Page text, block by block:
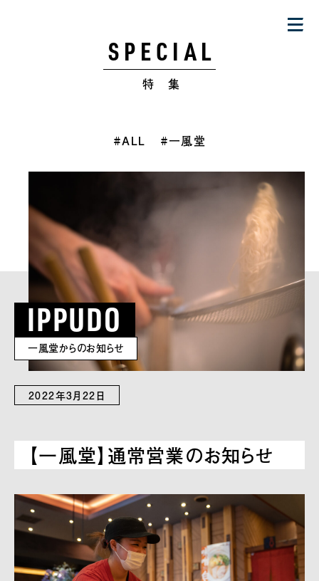
SPECIAL
特 集
#ALL #一風堂
IPPUDO
一風堂からのお知らせ
2022年3月22日
【一風堂】通常営業のお知らせ